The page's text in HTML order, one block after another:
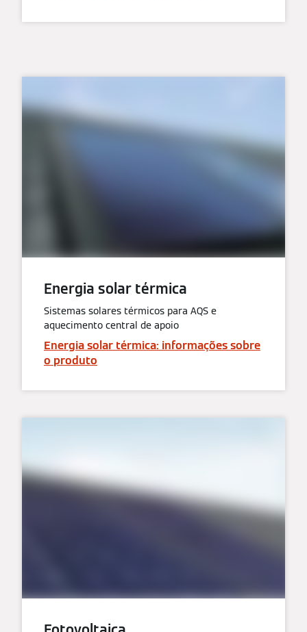
Energia solar térmica
Sistemas solares térmicos para AQS e
aquecimento central de apoio
Energia solar térmica: informações sobre
o produto